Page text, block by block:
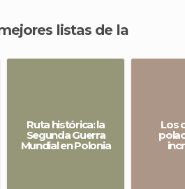
Ruta histórica: la
Segunda Guerra
Mundial en Polonia
Los